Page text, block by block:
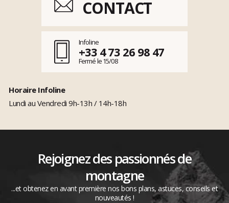
CONTACT
Infoline
+33 4 73 26 98 47
Fermé le 15/08
Horaire Infoline
Lundi au Vendredi 9h-13h / 14h-18h
Rejoignez des passionnés de
montagne
...et obtenez en avant première nos bons plans, astuces, conseils et
nouveautés !